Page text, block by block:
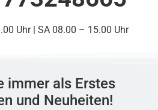
Uhr | SA 08.00 – 15.00 Uhr
immer als Erstes
und Neuheiten!